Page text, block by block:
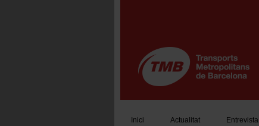
Inici Actualitat Entrevista